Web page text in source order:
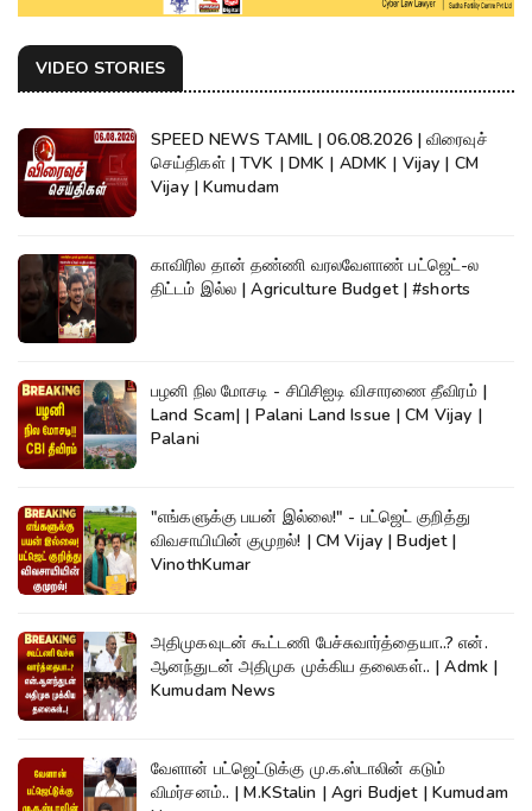
VIDEO STORIES
SPEED NEWS TAMIL | 06.08.2026 | விரைவுச்
செய்திகள் | TVK | DMK | ADMK | Vijay | CM
Vijay | Kumudam
காவிரில தான் தண்ணி வரலவேளாண் பட்ஜெட்-ல
திட்டம் இல்ல | Agriculture Budget | #shorts
பழனி நில மோசடி - சிபிசிஐடி விசாரணை தீவிரம் |
Land Scam| | Palani Land Issue | CM Vijay |
Palani
"எங்களுக்கு பயன் இல்லை!" - பட்ஜெட் குறித்து
விவசாயியின் குமுறல்! | CM Vijay | Budjet |
VinothKumar
அதிமுகவுடன் கூட்டணி பேச்சுவார்த்தையா..? என்.
ஆனந்துடன் அதிமுக முக்கிய தலைகள்.. | Admk |
Kumudam News
வேளான் பட்ஜெட்டுக்கு மு.க.ஸ்டாலின் கடும்
விமர்சனம்.. | M.KStalin | Agri Budjet | Kumudam